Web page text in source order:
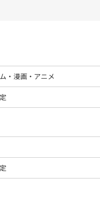
・漫画・アニメ